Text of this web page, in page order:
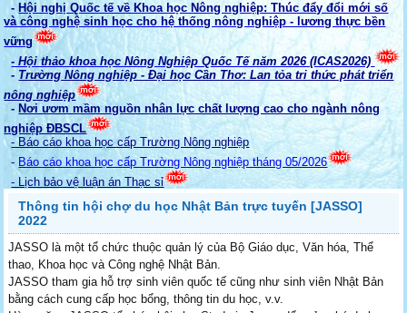
- Hội nghị Quốc tế về Khoa học Nông nghiệp: Thúc đẩy đổi mới số
và công nghệ sinh học cho hệ thống nông nghiệp - lương thực bền
vững
- Hội thảo khoa học Nông Nghiệp Quốc Tế năm 2026 (ICAS2026)
- Trường Nông nghiệp - Đại học Cần Thơ: Lan tỏa tri thức phát triển
nông nghiệp
- Nơi ươm mầm nguồn nhân lực chất lượng cao cho ngành nông
nghiệp ĐBSCL
- Báo cáo khoa học cấp Trường Nông nghiệp
- Báo cáo khoa học cấp Trường Nông nghiệp tháng 05/2026
- Lịch bảo vệ luận án Thạc sỉ
Thông tin hội chợ du học Nhật Bản trực tuyến [JASSO]
2022
JASSO là một tổ chức thuộc quản lý của Bộ Giáo dục, Văn hóa, Thể
thao, Khoa học và Công nghệ Nhật Bản.
JASSO tham gia hỗ trợ sinh viên quốc tế cũng như sinh viên Nhật Bản
bằng cách cung cấp học bổng, thông tin du học, v.v.